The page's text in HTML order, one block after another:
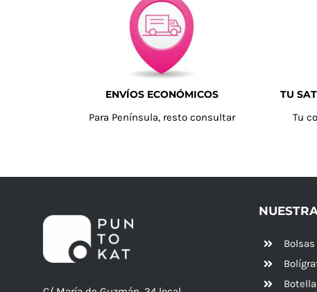
ENVÍOS ECONÓMICOS
Para Península, resto consultar
TU
Tu